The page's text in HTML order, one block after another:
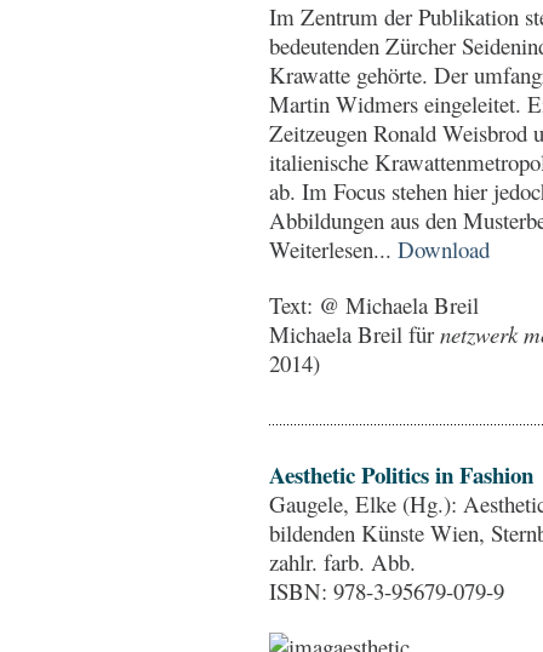
Im Zentrum der Publikation
bedeutenden Zürcher
Krawatte gehörte. Der
Martin Widmers eingeleitet.
Zeitzeugen Ronald Weisbrod
italienische
ab. Im Focus stehen hier
Abbildungen aus den
Weiterlesen...Download
Text: @ Michaela Breil
Michaela Breil fürnetzwerk
2014)
Aesthetic Politics in Fashion
Gaugele, Elke (Hg.):
bildenden Künste Wien,
zahlr. farb. Abb.
ISBN: 978-3-95679-079-9